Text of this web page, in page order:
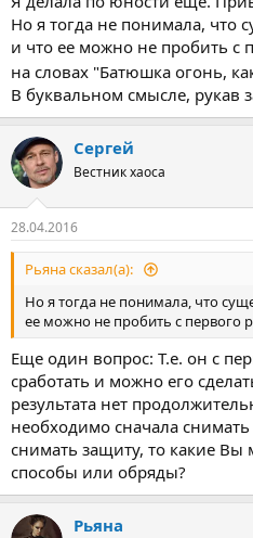
Но я тогда не понимала, что
и что ее можно не пробить с
на словах "Батюшка огонь,
В буквальном смысле, рукав
Сергей
Вестник хаоса
28.04.2016
Рьяна сказал(а):
Но я тогда не понимала, что
ее можно не пробить с первого
Еще один вопрос: Т.е. он с
сработать и можно его
результата нет
необходимо сначала
снимать защиту, то какие Вы
способы или обряды?
Рьяна